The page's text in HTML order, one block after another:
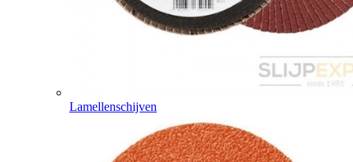
Lamellenschijven